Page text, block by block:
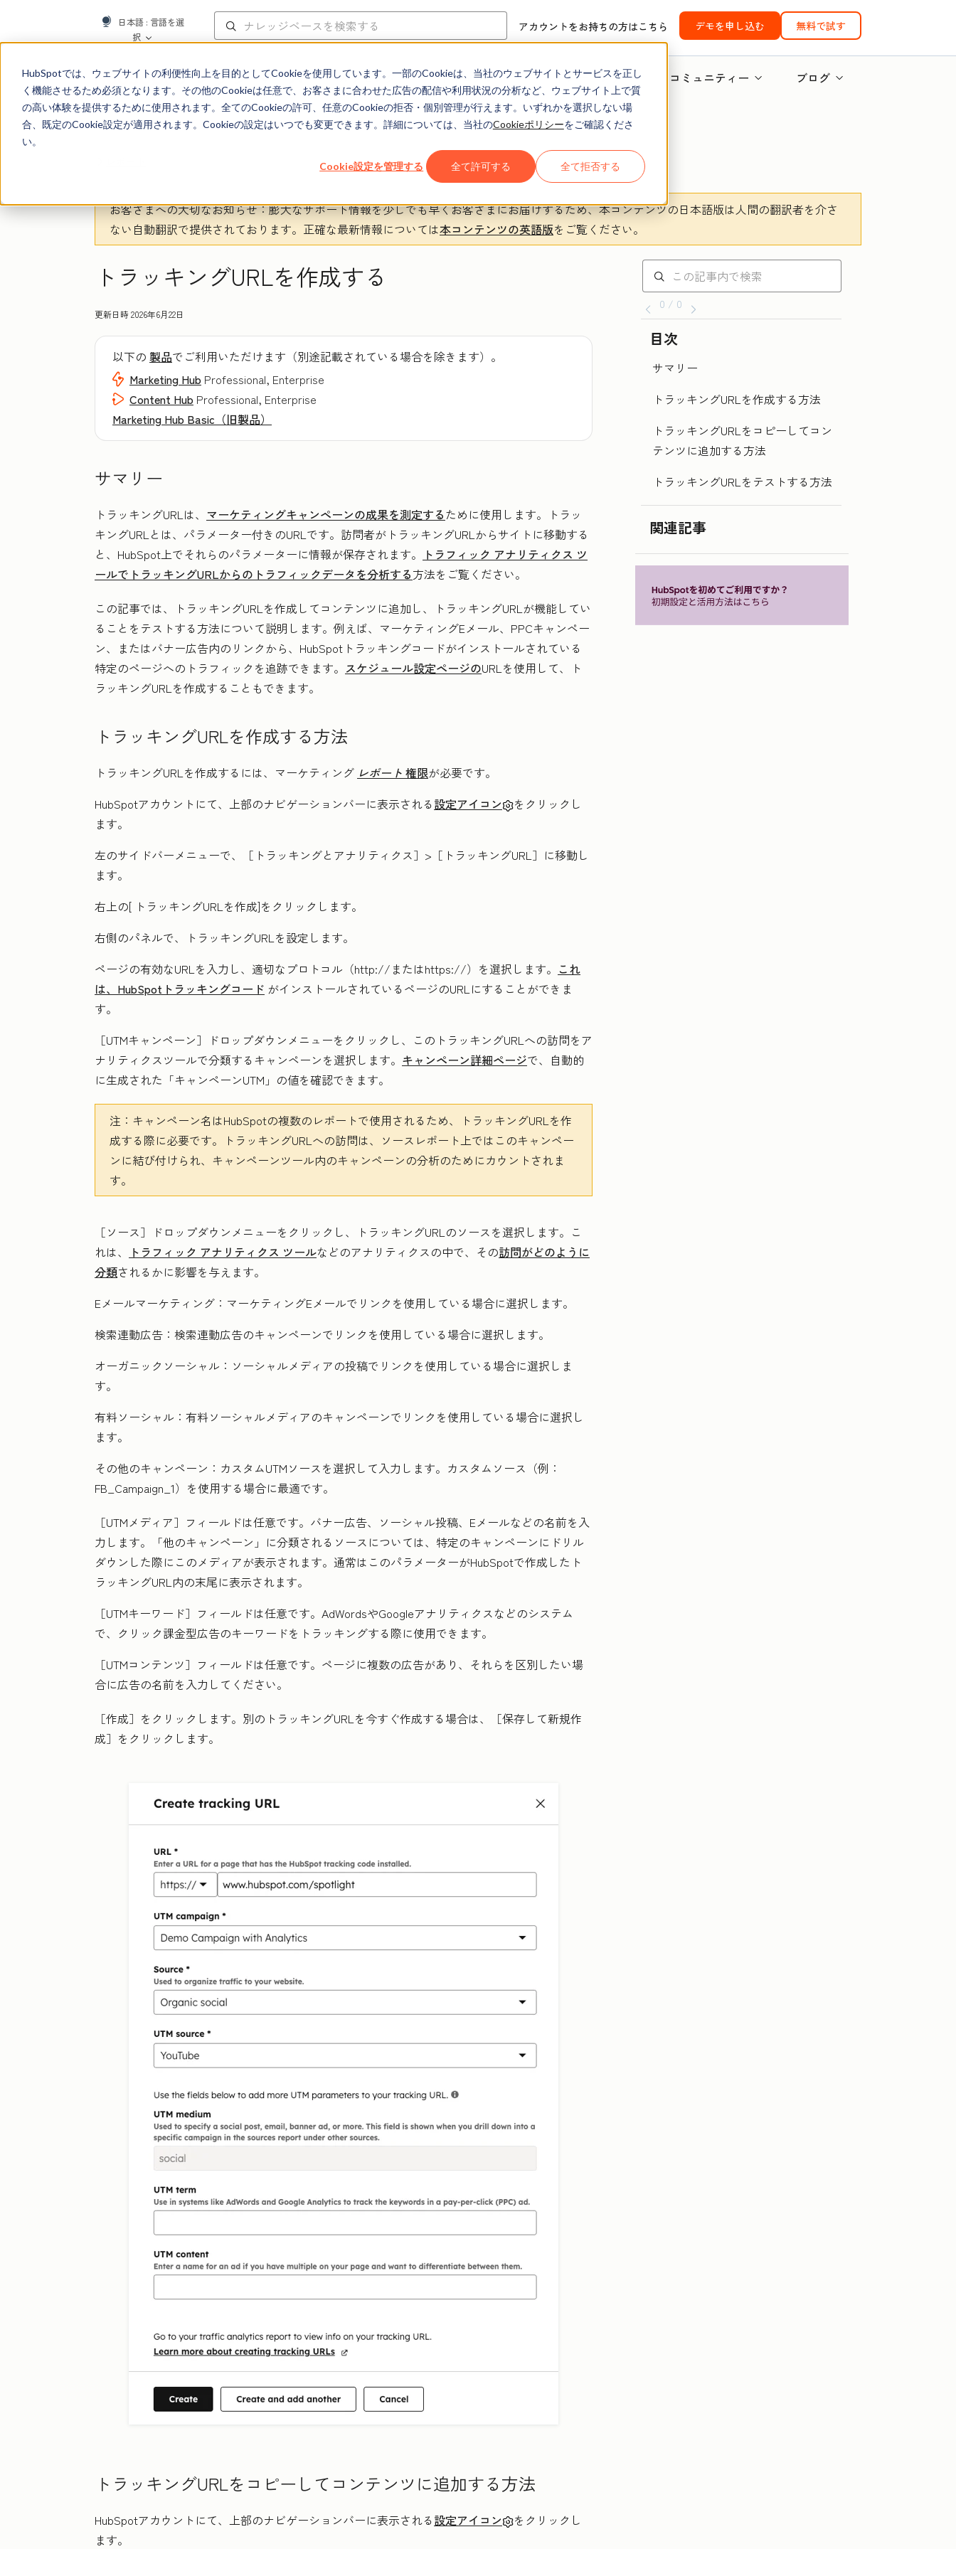
HubSpotでは、ウェブサイトの利便性向上を目的としてCookieを使用しています。一部のCookieは、当社のウェブサイトとサービスを正し
く機能させるため必須となります。その他のCookieは任意で、お客さまに合わせた広告の配信や利用状況の分析など、ウェブサイト上で質
の高い体験を提供するために使用されます。全てのCookieの許可、任意のCookieの拒否・個別管理が行えます。いずれかを選択しない場
合、既定のCookie設定が適用されます。Cookieの設定はいつでも変更できます。詳細については、当社のCookieポリシーをご確認くださ
い。
Cookie設定を管理する 全て許可する 全て拒否する
日本語 : 言語を選
択
アカウントをお持ちの方はこちら デモを申し込む 無料で試す
ナレッジベース ヘルプセンター ドキュメント トレーニング コミュニティー ブログ
お客さまへの大切なお知らせ：膨大なサポート情報を少しでも早くお客さまにお届けするため、本コンテンツの日本語版は人間の翻訳者を介さ
ない自動翻訳で提供されております。 正確な最新情報については本コンテンツの英語版をご覧ください。
トラッキングURLを作成する
更新日時2026年6月22日
以下の 製品でご利用いただけます（別途記載されている場合を除きます）。
Marketing Hub Professional, Enterprise
Content Hub Professional, Enterprise
Marketing Hub Basic（旧製品）
サマリー
トラッキングURLは、 マーケティングキャンペーンの成果を測定するために使用します。トラッ
キングURLとは、パラメーター付きのURLです。訪問者がトラッキングURLからサイトに移動する
と、HubSpot上でそれらのパラメーターに情報が保存されます。
トラフィック アナリティクス ツ
ールでトラッキングURLからのトラフィックデータを分析する方法をご覧ください。
この記事では、トラッキングURLを作成してコンテンツに追加し、トラッキングURLが機能してい
ることをテストする方法について説明します。例えば、マーケティングEメール、PPCキャンペー
ン、またはバナー広告内のリンクから、HubSpotトラッキングコードがインストールされている
特定のページへのトラフィックを追跡できます。 スケジュール設定ページのURLを使用して、ト
ラッキングURLを作成することもできます。
トラッキングURLを作成する方法
トラッキングURLを作成するには、マーケティング レポート 権限が必要です。
HubSpotアカウントにて、上部のナビゲーションバーに表示される設定アイコン
をクリックし
ます。
左のサイドバーメニューで、［トラッキングとアナリティクス］ >［トラッキングURL］ に移動し
ます。
右上の[ トラッキングURLを作成]をクリックします。
右側のパネルで、トラッキングURLを設定します。
ページの有効なURLを入力し、適切な プロトコル （http://またはhttps://）を選択します。 これ
は、HubSpotトラッキングコード がインストールされているページのURLにすることができま
す。
［UTMキャンペーン］ドロップダウンメニューをクリックし、このトラッキングURLへの訪問をア
ナリティクスツールで分類するキャンペーンを選択します。 キャンペーン詳細ページで、自動的
に生成された「キャンペーンUTM」の値を確認できます。
注： キャンペーン名はHubSpotの複数のレポートで使用されるため、トラッキングURLを作
成する際に必要です。トラッキングURLへの訪問は、ソースレポート上ではこのキャンペー
ンに結び付けられ、キャンペーンツール内のキャンペーンの分析のためにカウントされま
す。
［ソース］ドロップダウンメニューをクリックし、トラッキングURLのソースを選択します。こ
れは、
トラフィック アナリティクス ツールなどのアナリティクスの中で、その訪問がどのように
分類されるかに影響を与えます。
Eメールマーケティング： マーケティングEメールでリンクを使用している場合に選択します。
検索連動広告： 検索連動広告のキャンペーンでリンクを使用している場合に選択します。
オーガニックソーシャル： ソーシャルメディアの投稿でリンクを使用している場合に選択しま
す。
有料ソーシャル： 有料ソーシャルメディアのキャンペーンでリンクを使用している場合に選択し
ます。
その他のキャンペーン： カスタムUTMソースを選択して入力します。カスタムソース（例：
FB_Campaign_1）を使用する場合に最適です。
［UTMメディア］ フィールドは任意です。バナー広告、ソーシャル投稿、Eメールなどの名前を入
力します。「他のキャンペーン」 に分類されるソースについては、特定のキャンペーンにドリル
ダウンした際にこのメディアが表示されます。通常はこのパラメーターがHubSpotで作成したト
ラッキングURL内の末尾に表示されます。
［UTMキーワード］フィールドは任意です。AdWordsやGoogleアナリティクスなどのシステム
で、クリック課金型広告のキーワードをトラッキングする際に使用できます。
［UTMコンテンツ］フィールドは任意です。ページに複数の広告があり、それらを区別したい場
合に広告の名前を入力してください。
［作成］ をクリックします。別のトラッキングURLを今すぐ作成する場合は、［保存して新規作
成］ をクリックします。
トラッキングURLをコピーしてコンテンツに追加する方法
HubSpotアカウントにて、上部のナビゲーションバーに表示される設定アイコン
をクリックし
ます。
0 / 0
目次
サマリー
トラッキングURLを作成する方法
トラッキングURLをコピーしてコン
テンツに追加する方法
トラッキングURLをテストする方法
関連記事